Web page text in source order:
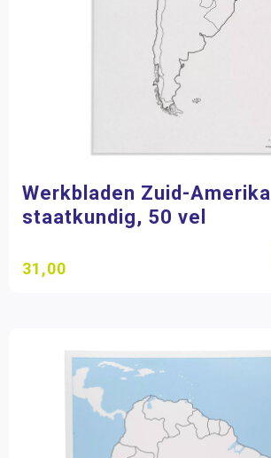
Werkbladen Zuid-Amerika
staatkundig, 50 vel
31,00